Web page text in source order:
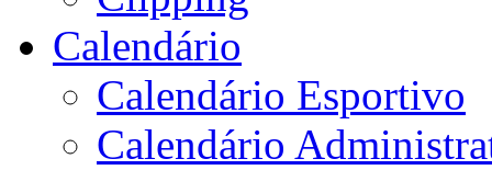
Calendário
Calendário Esportivo
Calendário